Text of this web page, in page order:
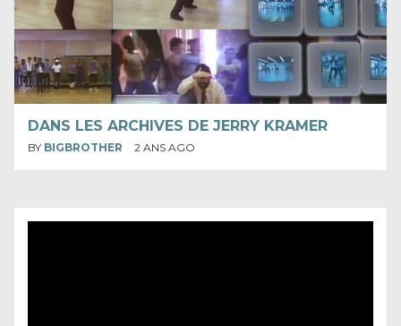
DANS LES ARCHIVES DE JERRY KRAMER
BY BIGBROTHER 2 ANS AGO